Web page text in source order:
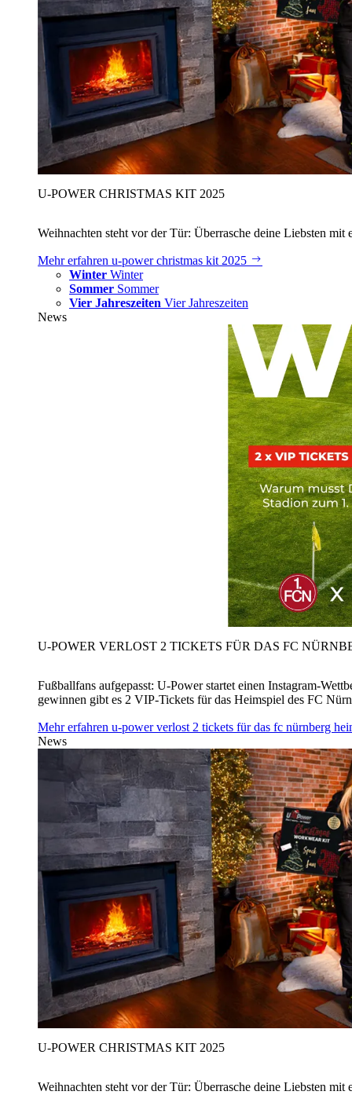
U‑POWER CHRISTMAS KIT 2025
Weihnachten steht vor der Tür: Überrasche deine Liebsten
Mehr erfahren u‑power christmas kit 2025
Winter Winter
Sommer Sommer
Vier Jahreszeiten Vier Jahreszeiten
News
U‑POWER VERLOST 2 TICKETS FÜR DAS FC
Fußballfans aufgepasst: U‑Power startet einen Instagram-
gewinnen gibt es 2 VIP-Tickets für das Heimspiel des FC
Mehr erfahren u‑power verlost 2 tickets für das fc nürnberg
News
U‑POWER CHRISTMAS KIT 2025
Weihnachten steht vor der Tür: Überrasche deine Liebsten